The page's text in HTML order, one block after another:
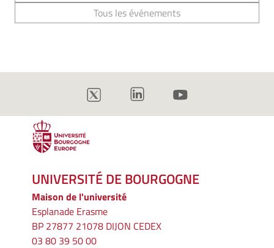
Tous les événements
UNIVERSITÉ DE BOURGOGNE
Maison de l'université
Esplanade Erasme
BP 27877 21078 DIJON CEDEX
03 80 39 50 00